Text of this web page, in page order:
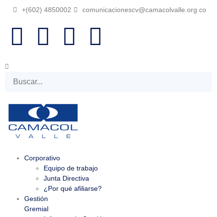
+(602) 4850002 comunicacionescv@camacolvalle.org.co
Corporativo
Equipo de trabajo
Junta Directiva
¿Por qué afiliarse?
Gestión
Gremial